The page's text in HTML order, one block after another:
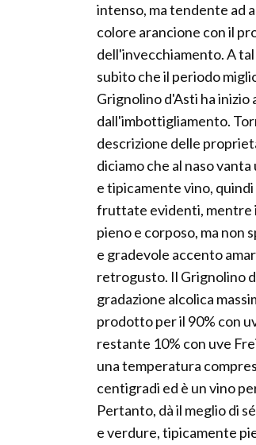
intenso, ma tendente ad
colore arancione con il
dell'invecchiamento. A
subito che il periodo
Grignolino d'Asti ha inizio
dall'imbottigliamento.
descrizione delle
diciamo che al naso
e tipicamente vino,
fruttate evidenti, mentre
pieno e corposo, ma non
e gradevole accento
retrogusto. Il Grignolino
gradazione alcolica
prodotto per il 90% con
restante 10% con uve
una temperatura
centigradi ed è un vino
Pertanto, dà il meglio di
e verdure, tipicamente